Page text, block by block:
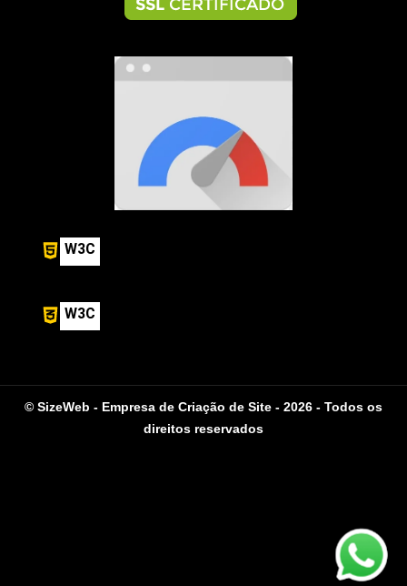
W3C
W3C
© SizeWeb - Empresa de Criação de Site - 2026 - Todos os
direitos reservados